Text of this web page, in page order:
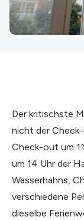
Der kritischste
nicht der
Check-out um
um 14 Uhr der
Wasserhahns,
verschiedene
dieselbe